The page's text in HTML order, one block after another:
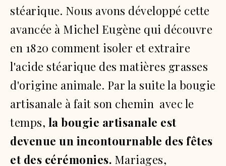
stéarique. Nous avons développé cette
avancée à Michel Eugène qui découvre
en 1820 comment isoler et extraire
l'acide stéarique des matières grasses
d'origine animale. Par la suite la bougie
artisanale à fait son chemin avec le
temps, la bougie artisanale est
devenue un incontournable des fêtes
et des cérémonies. Mariages,